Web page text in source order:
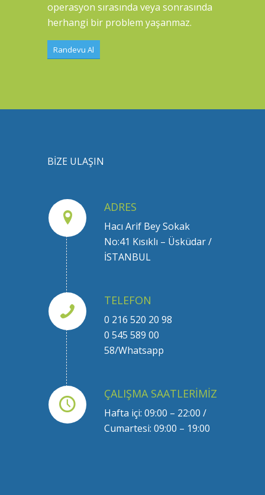
operasyon sırasında veya sonrasında
herhangi bir problem yaşanmaz.
Randevu Al
BİZE ULAŞIN
ADRES
Hacı Arif Bey Sokak
No:41 Kısıklı – Üsküdar /
İSTANBUL
TELEFON
0 216 520 20 98
0 545 589 00
58/Whatsapp
ÇALIŞMA SAATLERIMIZ
Hafta içi: 09:00 – 22:00 /
Cumartesi: 09:00 – 19:00